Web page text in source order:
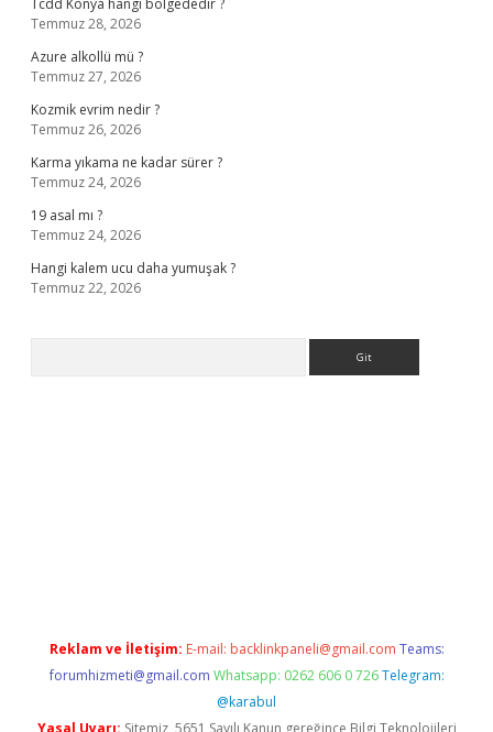
Tcdd Konya hangi bölgededir ?
Temmuz 28, 2026
Azure alkollü mü ?
Temmuz 27, 2026
Kozmik evrim nedir ?
Temmuz 26, 2026
Karma yıkama ne kadar sürer ?
Temmuz 24, 2026
19 asal mı ?
Temmuz 24, 2026
Hangi kalem ucu daha yumuşak ?
Temmuz 22, 2026
Reklam ve İletişim: E-mail: backlinkpaneli@gmail.com Teams:
forumhizmeti@gmail.com Whatsapp: 0262 606 0 726 Telegram:
@karabul
Yasal Uyarı: Sitemiz, 5651 Sayılı Kanun gereğince Bilgi Teknolojileri